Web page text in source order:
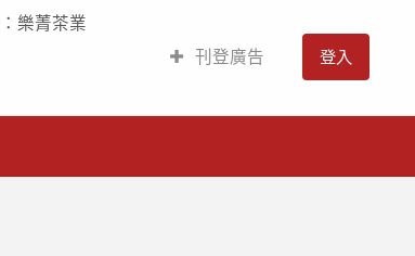
：樂菁茶業
刊登廣告 登入